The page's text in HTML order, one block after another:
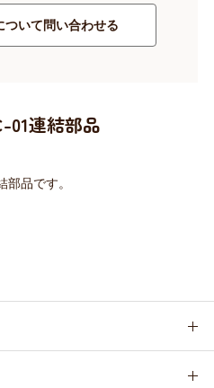
ついて問い合わせる
01連結部品
品です。